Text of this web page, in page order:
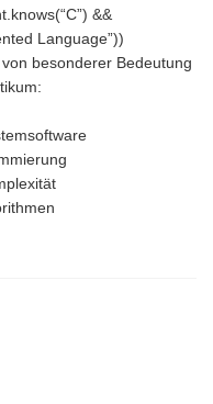
&&
Language”))
besonderer Bedeutung